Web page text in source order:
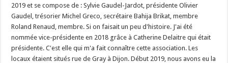
2019 et se compose de : Sylvie Gaudel-Jardot, présidente Olivier
Gaudel, trésorier Michel Greco, secrétaire Bahija Brikat, membre
Roland Renaud, membre. Si on faisait un peu d'histoire. J'ai été
nommée vice-présidente en 2018 grâce à Catherine Delaitre qui était
présidente. C'est elle qui m'a fait connaître cette association. Les
locaux étaient situés rue de Gray à Dijon. Début 2019, nous avons eu la